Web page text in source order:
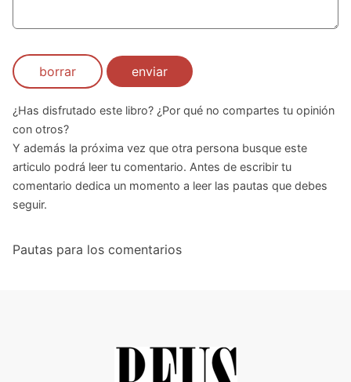
borrar enviar
¿Has disfrutado este libro? ¿Por qué no compartes tu opinión
con otros?
Y además la próxima vez que otra persona busque este
articulo podrá leer tu comentario. Antes de escribir tu
comentario dedica un momento a leer las pautas que debes
seguir.
Pautas para los comentarios